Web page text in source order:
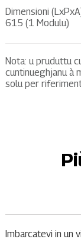
Dimensioni
615 (1 Modulu)
Nota: u pruduttu
cuntinueghjanu à
solu per
Imbarcatevi in ​​un